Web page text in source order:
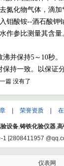
氮化物气体，滴加
钼酸铵--酒石酸钾
作参比测量其含量
沸并保持5～ 10秒。
持一致。以保证
篇 没有了
荣誉资质
设备,铸铁化验仪器,
1 [2808411957
仪表网